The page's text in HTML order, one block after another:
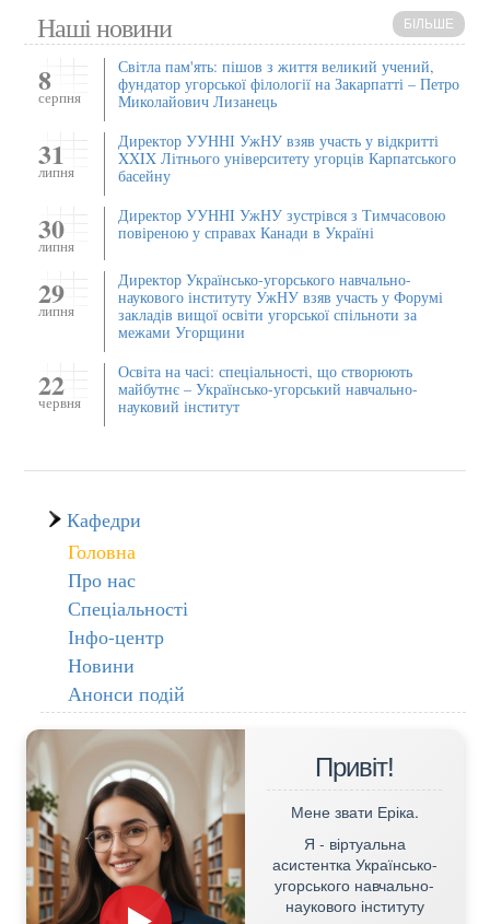
Наші новини БІЛЬШЕ
8
серпня
Світла пам'ять: пішов з життя великий учений,
фундатор угорської філології на Закарпатті – Петро
Миколайович Лизанець
31
липня
Директор УУННІ УжНУ взяв участь у відкритті
XXIX Літнього університету угорців Карпатського
басейну
30
липня
Директор УУННI УжНУ зустрівся з Тимчасовою
повіреною у справах Канади в Україні
29
липня
Директор Українсько-угорського навчально-
наукового інституту УжНУ взяв участь у Форумі
закладів вищої освіти угорської спільноти за
межами Угорщини
22
червня
Освіта на часі: спеціальності, що створюють
майбутнє – Українсько-угорський навчально-
науковий інститут
Кафедри
Головна
Про нас
Спеціальності
Інфо-центр
Новини
Анонси подій
Привіт!
Мене звати Еріка.
Я - віртуальна
асистентка Українсько-
угорського навчально-
наукового інституту